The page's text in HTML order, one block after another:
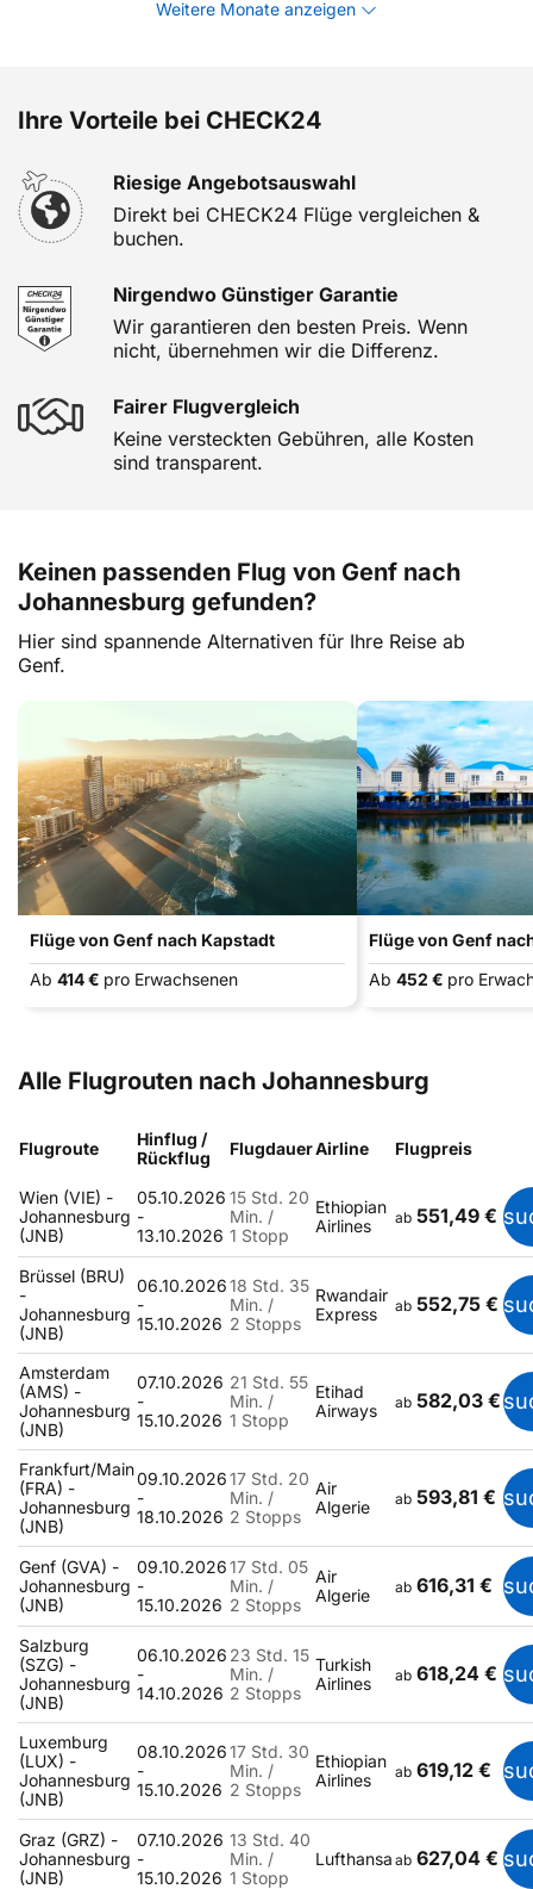
Weitere Monate anzeigen
Ihre Vorteile bei CHECK24
Riesige Angebotsauswahl
Direkt bei CHECK24 Flüge vergleichen &
buchen.
Nirgendwo Günstiger Garantie
Wir garantieren den besten Preis. Wenn
nicht, übernehmen wir die Differenz.
Fairer Flugvergleich
Keine versteckten Gebühren, alle Kosten
sind transparent.
Keinen passenden Flug von Genf nach
Johannesburg gefunden?
Hier sind spannende Alternativen für Ihre Reise ab
Genf.
Flüge von Genf nach Kapstadt
Ab 414 € pro Erwachsenen
Flüge von Genf
Ab 452 € pro
Alle Flugrouten nach Johannesburg
Flugroute
Hinflug /
Rückflug
FlugdauerAirline Flugpreis
Wien (VIE) -
Johannesburg
(JNB)
05.10.2026
-
13.10.2026
15 Std. 20
Min. /
1 Stopp
Ethiopian
Airlines
ab 551,49 €
Brüssel (BRU)
-
Johannesburg
(JNB)
06.10.2026
-
15.10.2026
18 Std. 35
Min. /
2 Stopps
Rwandair
Express
ab 552,75 €
Amsterdam
(AMS) -
Johannesburg
(JNB)
07.10.2026
-
15.10.2026
21 Std. 55
Min. /
1 Stopp
Etihad
Airways
ab 582,03 €
Frankfurt/Main
(FRA) -
Johannesburg
(JNB)
09.10.2026
-
18.10.2026
17 Std. 20
Min. /
2 Stopps
Air
Algerie
ab 593,81 €
Genf (GVA) -
Johannesburg
(JNB)
09.10.2026
-
15.10.2026
17 Std. 05
Min. /
2 Stopps
Air
Algerie
ab 616,31 €
Salzburg
(SZG) -
Johannesburg
(JNB)
06.10.2026
-
14.10.2026
23 Std. 15
Min. /
2 Stopps
Turkish
Airlines
ab 618,24 €
Luxemburg
(LUX) -
Johannesburg
(JNB)
08.10.2026
-
15.10.2026
17 Std. 30
Min. /
2 Stopps
Ethiopian
Airlines
ab 619,12 €
Graz (GRZ) -
Johannesburg
(JNB)
07.10.2026
-
15.10.2026
13 Std. 40
Min. /
1 Stopp
Lufthansa ab 627,04 €